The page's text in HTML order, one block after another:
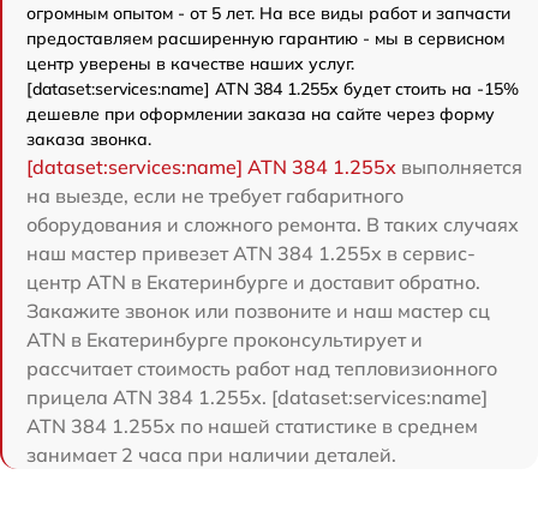
огромным опытом - от 5 лет. На все виды работ и запчасти
предоставляем расширенную гарантию - мы в сервисном
центр уверены в качестве наших услуг.
[dataset:services:name] ATN 384 1.255х будет стоить на -15%
дешевле при оформлении заказа на сайте через форму
заказа звонка.
[dataset:services:name] ATN 384 1.255х выполняется
на выезде, если не требует габаритного
оборудования и сложного ремонта. В таких случаях
наш мастер привезет ATN 384 1.255х в сервис-
центр ATN в Екатеринбурге и доставит обратно.
Закажите звонок или позвоните и наш мастер сц
ATN в Екатеринбурге проконсультирует и
рассчитает стоимость работ над тепловизионного
прицела ATN 384 1.255х. [dataset:services:name]
ATN 384 1.255х по нашей статистике в среднем
занимает 2 часа при наличии деталей.